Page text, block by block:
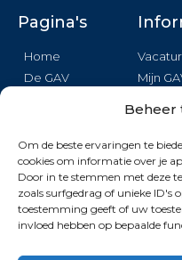
Beheer
Om de beste ervaringen te
cookies om informatie over je
Door in te stemmen met deze
zoals surfgedrag of unieke ID's
toestemming geeft of uw
invloed hebben op bepaalde
Pagina's
Home
De GAV
Opleiding
Kwaliteit
Wetenshap
Mijn